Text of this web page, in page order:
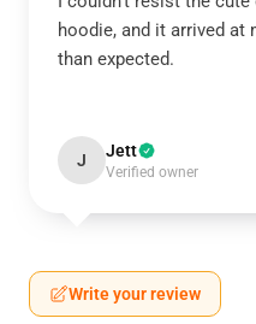
hoodie, and it arrived
than expected.
J Jett
Verified owner
Write your review